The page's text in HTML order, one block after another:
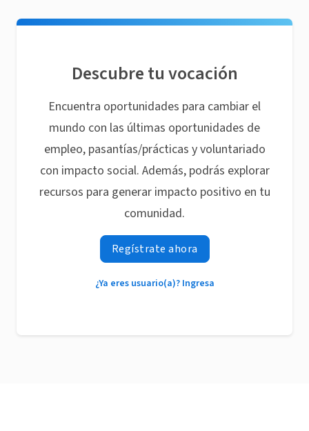
Descubre tu vocación
Encuentra oportunidades para cambiar el
mundo con las últimas oportunidades de
empleo, pasantías/prácticas y voluntariado
con impacto social. Además, podrás explorar
recursos para generar impacto positivo en tu
comunidad.
Regístrate ahora
¿Ya eres usuario(a)? Ingresa